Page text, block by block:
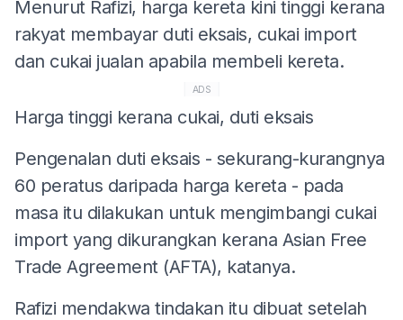
Menurut Rafizi, harga kereta kini tinggi kerana
rakyat membayar duti eksais, cukai import
dan cukai jualan apabila membeli kereta.
ADS
Harga tinggi kerana cukai, duti eksais
Pengenalan duti eksais - sekurang-kurangnya
60 peratus daripada harga kereta - pada
masa itu dilakukan untuk mengimbangi cukai
import yang dikurangkan kerana Asian Free
Trade Agreement (AFTA), katanya.
Rafizi mendakwa tindakan itu dibuat setelah